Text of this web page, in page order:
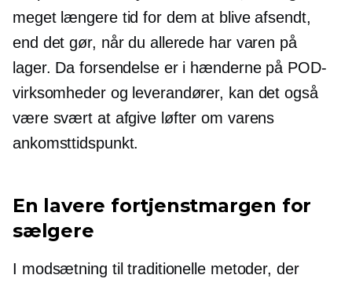
meget længere tid for dem at blive afsendt,
end det gør, når du allerede har varen på
lager. Da forsendelse er i hænderne på POD-
virksomheder og leverandører, kan det også
være svært at afgive løfter om varens
ankomsttidspunkt.
En lavere fortjenstmargen for
sælgere
I modsætning til traditionelle metoder, der